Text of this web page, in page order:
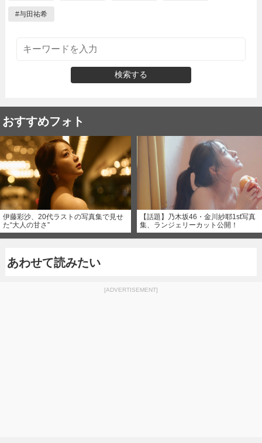
#与田祐希
検索する
おすすめフォト
伊藤彩沙、20代ラストの写真集で見せ
た“大人の甘さ”
【話題】乃木坂46・金川紗耶1st写真
集、ランジェリーカット公開！
あわせて読みたい
[ADVERTISEMENT]